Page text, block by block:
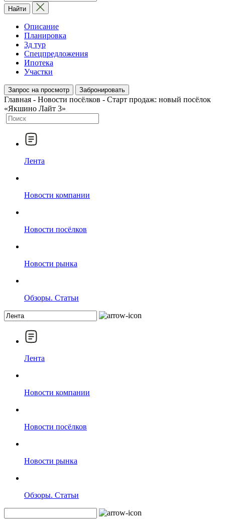
Найти
Описание
Планировка
3д тур
Спецпредложения
Ипотека
Участки
Запрос на просмотр Забронировать
Главная - Новости посёлков - Старт продаж: новый посёлок
«Якшино Лайт 3»
Лента
Новости компании
Новости посёлков
Новости рынка
Обзоры. Статьи
Лента
Новости компании
Новости посёлков
Новости рынка
Обзоры. Статьи